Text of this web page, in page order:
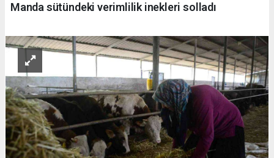
Manda sütündeki verimlilik inekleri solladı